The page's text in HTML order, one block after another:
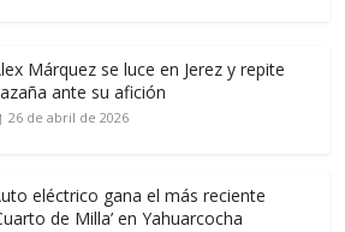
Márquez se luce en Jerez y repite
ante su afición
26 de abril de 2026
eléctrico gana el más reciente
de Milla’ en Yahuarcocha